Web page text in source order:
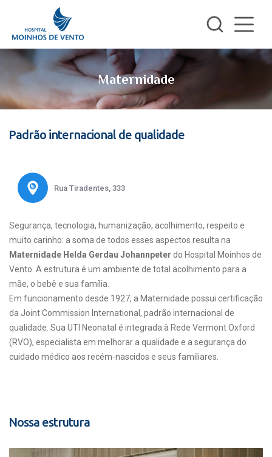
Maternidade
Padrão internacional de qualidade
Rua Tiradentes, 333
Segurança, tecnologia, humanização, acolhimento, respeito e
muito carinho: a soma de todos esses aspectos resulta na
Maternidade Helda Gerdau Johannpeter do Hospital Moinhos de
Vento. A estrutura é um ambiente de total acolhimento para a
mãe, o bebê e sua família.
Em funcionamento desde 1927, a Maternidade possui certificação
da Joint Commission International, padrão internacional de
qualidade. Sua UTI Neonatal é integrada à Rede Vermont Oxford
(RVO), especialista em melhorar a qualidade e a segurança do
cuidado médico aos recém-nascidos e seus familiares.
Nossa estrutura